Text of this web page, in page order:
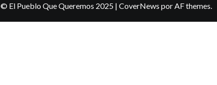
© El Pueblo Que Queremos 2025 | CoverNews por AF themes.